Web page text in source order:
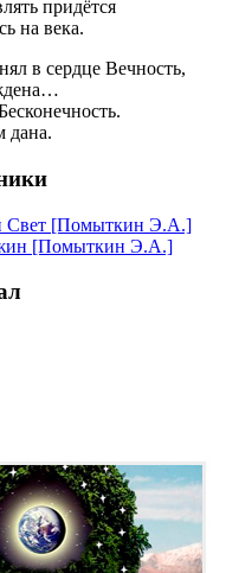
придётся
на века.
в сердце Вечность,
дана.
Свет [Помыткин Э.А.]
[Помыткин Э.А.]